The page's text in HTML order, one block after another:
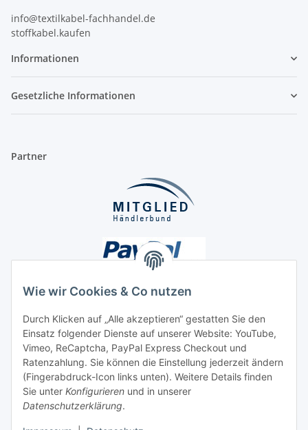
Wie wir Cookies & Co nutzen
Durch Klicken auf „Alle akzeptieren“ gestatten Sie den
Einsatz folgender Dienste auf unserer Website: YouTube,
Vimeo, ReCaptcha, PayPal Express Checkout und
Ratenzahlung. Sie können die Einstellung jederzeit ändern
(Fingerabdruck-Icon links unten). Weitere Details finden
Sie unter Konfigurieren und in unserer
Datenschutzerklärung.
info@textilkabel-fachhandel.de
stoffkabel.kaufen
Informationen
Gesetzliche Informationen
Partner
Unsere Seiten
Social Media